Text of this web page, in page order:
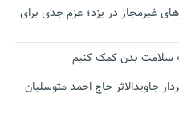
غیرمجاز در یزد؛ عزم جدی برای
سلامت بدن کمک کنیم
جاویدالاثر حاج احمد متوسلیان